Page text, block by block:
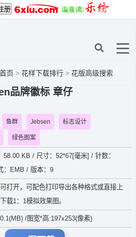
首页 > 花样下载排行 > 花版高级搜索
品牌徽标 章仔
鱼群 Jebsen 标志设计
绿色图案
58.00 KB / 尺寸：52*67[毫米] / 针数：
：EMB / 版本：9
打开，可配色打印导出各种格式或直接上
载1：1模拟效果图。
/图宽*高:197x253(像素)